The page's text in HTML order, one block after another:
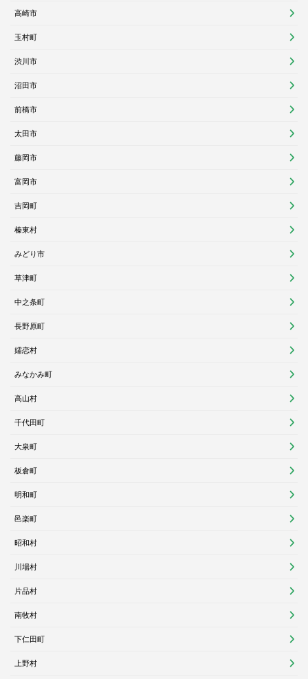
高崎市
玉村町
渋川市
沼田市
前橋市
太田市
藤岡市
富岡市
吉岡町
榛東村
みどり市
草津町
中之条町
長野原町
嬬恋村
みなかみ町
高山村
千代田町
大泉町
板倉町
明和町
邑楽町
昭和村
川場村
片品村
南牧村
下仁田町
上野村